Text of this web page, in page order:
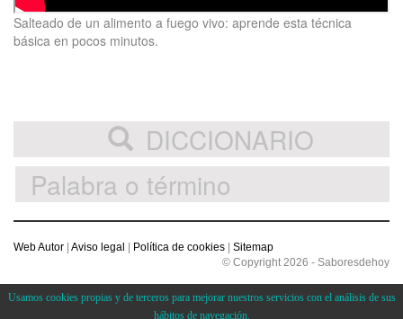
Salteado de un alimento a fuego vivo: aprende esta técnica
básica en pocos minutos.
DICCIONARIO
Web Autor | Aviso legal | Política de cookies | Sitemap
© Copyright 2026 - Saboresdehoy
Usamos cookies propias y de terceros para mejorar nuestros servicios con el análisis de sus
hábitos de navegación.